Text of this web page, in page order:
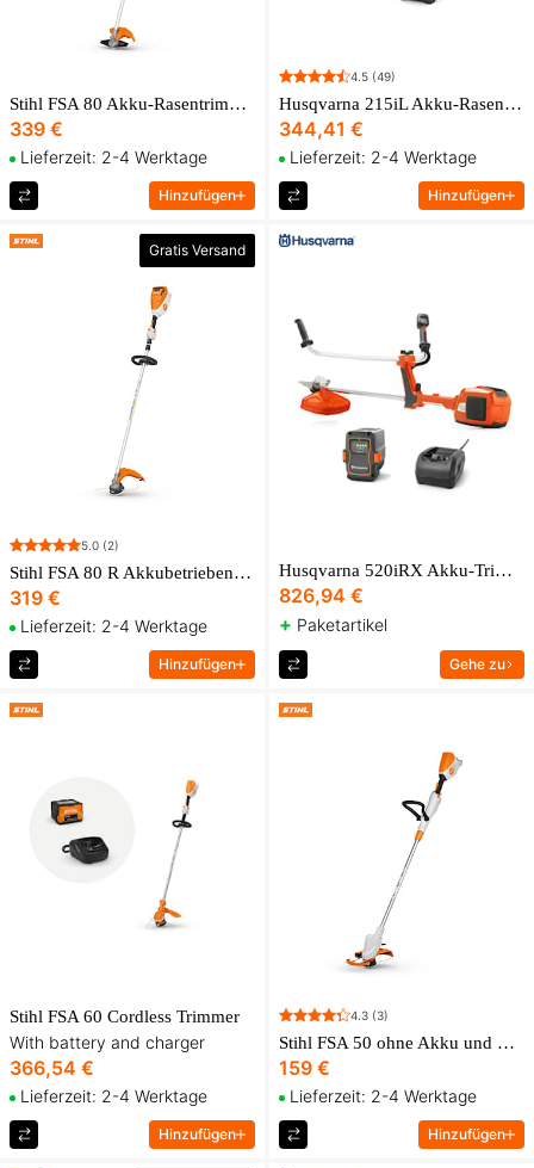
Stihl FSA 80 Akku-Rasentrimmer
339 €
Lieferzeit: 2-4 Werktage
Hinzufügen
4.5 (49)
Husqvarna 215iL Akku-Rasentrimmer inkl. Akku & Ladegerät
344,41 €
Lieferzeit: 2-4 Werktage
Hinzufügen
Gratis Versand
5.0 (2)
Stihl FSA 80 R Akkubetriebener Rasentrimmer
319 €
Lieferzeit: 2-4 Werktage
Hinzufügen
Husqvarna 520iRX Akku-Trimmer-Paket
826,94 €
+ Paketartikel
Gehe zu
Stihl FSA 60 Cordless Trimmer
With battery and charger
366,54 €
Lieferzeit: 2-4 Werktage
Hinzufügen
4.3 (3)
Stihl FSA 50 ohne Akku und Ladegerät
159 €
Lieferzeit: 2-4 Werktage
Hinzufügen